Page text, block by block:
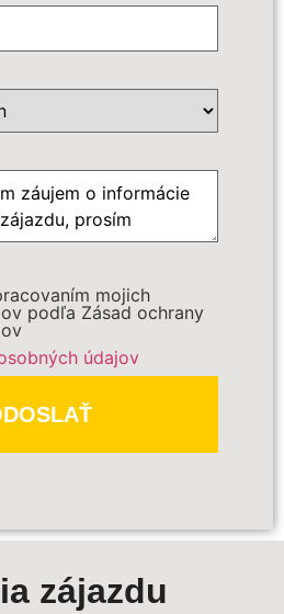
mojich
podľa Zásad ochrany
údajov
poplatky pre osoby od
- PLUS 6,90 /do 70
zájazdu